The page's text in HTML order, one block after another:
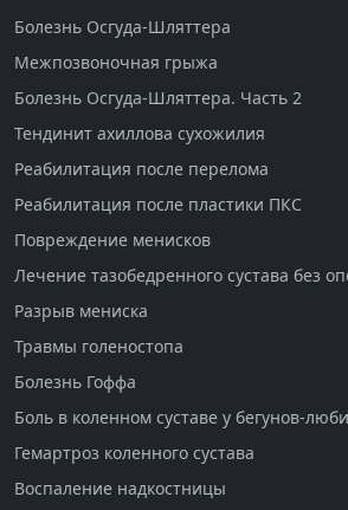
Болезнь Осгуда-Шляттера
Межпозвоночная грыжа
Болезнь Осгуда-Шляттера. Часть 2
Тендинит ахиллова сухожилия
Реабилитация после перелома
Реабилитация после пластики ПКС
Повреждение менисков
Лечение тазобедренного сустава без
Разрыв мениска
Травмы голеностопа
Болезнь Гоффа
Боль в коленном суставе у бегунов-
Гемартроз коленного сустава
Воспаление надкостницы